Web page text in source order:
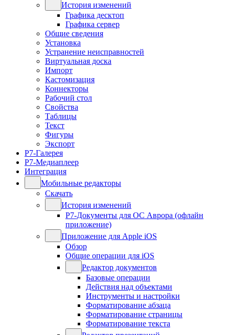
История изменений
Графика десктоп
Графика сервер
Общие сведения
Установка
Устранение неисправностей
Виртуальная доска
Импорт
Кастомизация
Коннекторы
Рабочий стол
Свойства
Таблицы
Текст
Фигуры
Экспорт
Р7-Галерея
Р7-Медиаплеер
Интеграция
Мобильные редакторы
Скачать
История изменений
Р7-Документы для ОС Аврора (офлайн
приложение)
Приложение для Apple iOS
Обзор
Общие операции для iOS
Редактор документов
Базовые операции
Действия над объектами
Инструменты и настройки
Форматирование абзаца
Форматирование страницы
Форматирование текста